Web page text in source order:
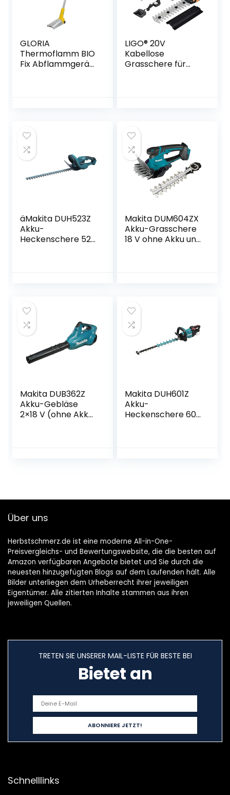
GLORIA
Thermoflamm BIO
Fix Abflammgerät
Arbeitsfläche | Für
den unkrautfreien
Garten und
Gehweg (1100W)
LIGO® 20V
Kabellose
Grasschere für
Ladegerät Art.No
KX20VC00B1(Grass
chere inkl. Akku)
äMakita DUH523Z
Akku-
Heckenschere 52
Makita DUM604ZX
Akku-Grasschere
18 V ohne Akku und
Makita DUB362Z
Akku-Gebläse
2×18 V (ohne Akku,
Makita DUH601Z
Akku-
Heckenschere 60
Über uns
Herbstschmerz.de ist eine moderne All-in-One-
Preisvergleichs- und Bewertungswebsite, die die besten auf
Amazon verfügbaren Angebote bietet und Sie durch die
neuesten hinzugefügten Blogs auf dem Laufenden hält. Alle
Bilder unterliegen dem Urheberrecht ihrer jeweiligen
Eigentümer. Alle zitierten Inhalte stammen aus ihren
jeweiligen Quellen.
TRETEN SIE UNSERER MAIL-LISTE FÜR BESTE BEI
Bietet an
Schnelllinks